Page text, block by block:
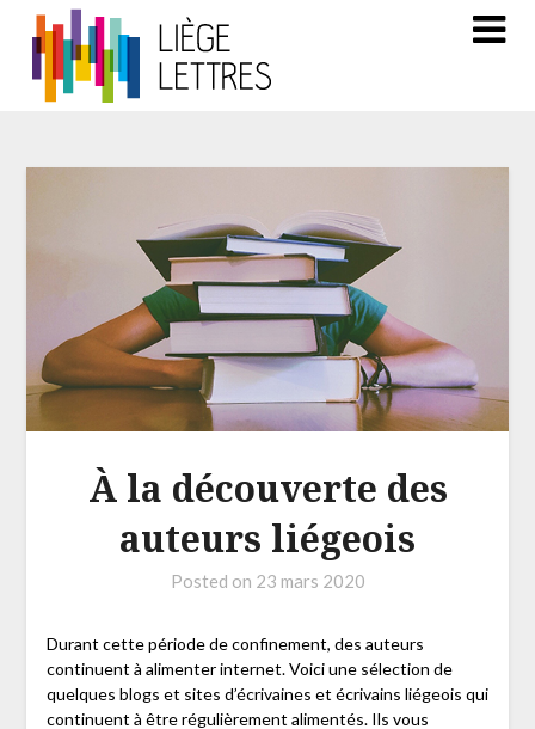
À la découverte des
auteurs liégeois
Posted on 23 mars 2020
Durant cette période de confinement, des auteurs
continuent à alimenter internet. Voici une sélection de
quelques blogs et sites d’écrivaines et écrivains liégeois qui
continuent à être régulièrement alimentés. Ils vous